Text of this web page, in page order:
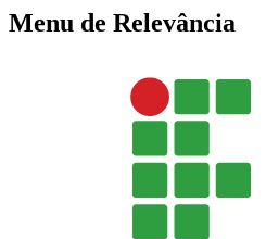
Menu de Relevância